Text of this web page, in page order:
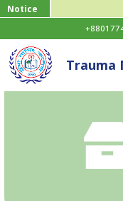
Notice
Trauma